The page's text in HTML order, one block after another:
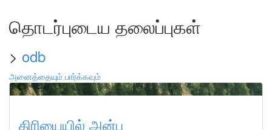
தொடர்புடைய தலைப்புகள்
> odb
அனைத்தையும் பார்க்கவும்
கிரியையில் அன்பு